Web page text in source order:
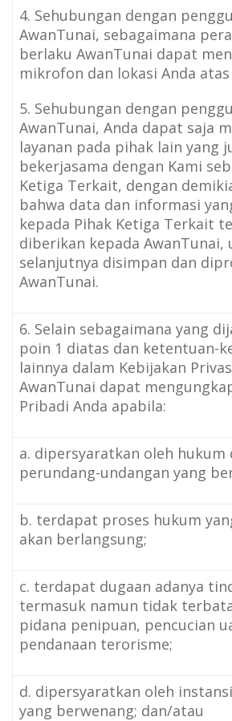
4. Sehubungan dengan
AwanTunai, sebagaimana
berlaku AwanTunai dapat
mikrofon dan lokasi Anda atas
5. Sehubungan dengan
AwanTunai, Anda dapat saja
layanan pada pihak lain yang
bekerjasama dengan Kami
Ketiga Terkait, dengan
bahwa data dan informasi
kepada Pihak Ketiga Terkait
diberikan kepada AwanTunai,
selanjutnya disimpan dan
AwanTunai.
6. Selain sebagaimana yang
poin 1 diatas dan ketentuan-
lainnya dalam Kebijakan
AwanTunai dapat
Pribadi Anda apabila:
a. dipersyaratkan oleh
perundang-undangan yang
b. terdapat proses hukum
akan berlangsung;
c. terdapat dugaan adanya
termasuk namun tidak
pidana penipuan, pencucian
pendanaan terorisme;
d. dipersyaratkan oleh
yang berwenang; dan/atau